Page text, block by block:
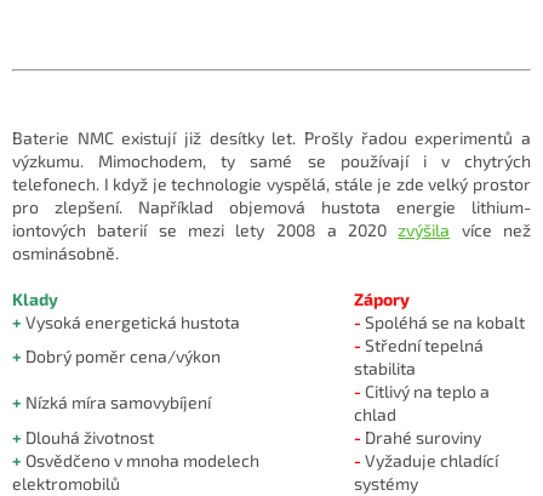
Baterie NMC existují již desítky let. Prošly řadou experimentů a
výzkumu. Mimochodem, ty samé se používají i v chytrých
telefonech. I když je technologie vyspělá, stále je zde velký prostor
pro zlepšení. Například objemová hustota energie lithium-
iontových baterií se mezi lety 2008 a 2020zvýšila více než
osminásobně.
Klady
Zápory
+ Vysoká energetická hustota - Spoléhá se na kobalt
+ Dobrý poměr cena/výkon
- Střední tepelná
stabilita
+ Nízká míra samovybíjení
- Citlivý na teplo a
chlad
+ Dlouhá životnost - Drahé suroviny
+ Osvědčeno v mnoha modelech
elektromobilů
- Vyžaduje chladící
systémy